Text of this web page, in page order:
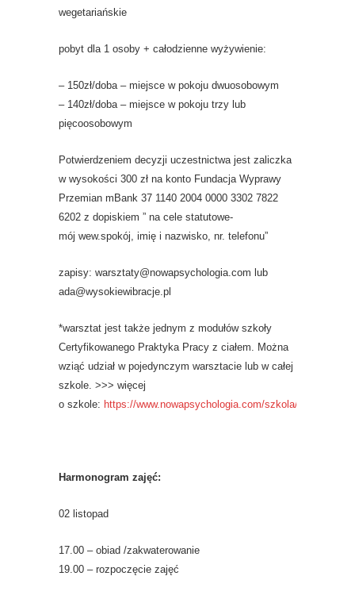
wegetariańskie
pobyt dla 1 osoby + całodzienne wyżywienie:
– 150zł/doba – miejsce w pokoju dwuosobowym
– 140zł/doba – miejsce w pokoju trzy lub
pięcoosobowym
Potwierdzeniem decyzji uczestnictwa jest zaliczka
w wysokości 300 zł na konto Fundacja Wyprawy
Przemian mBank 37 1140 2004 0000 3302 7822
6202 z dopiskiem ” na cele statutowe-
mój wew.spokój, imię i nazwisko, nr. telefonu”
zapisy: warsztaty@nowapsychologia.com lub
ada@wysokiewibracje.pl
*warsztat jest także jednym z modułów szkoły
Certyfikowanego Praktyka Pracy z ciałem. Można
wziąć udział w pojedynczym warsztacie lub w całej
szkole. >>> więcej
o szkole: https://www.nowapsychologia.com/szkola/
Harmonogram zajęć:
02 listopad
17.00 – obiad /zakwaterowanie
19.00 – rozpoczęcie zajęć